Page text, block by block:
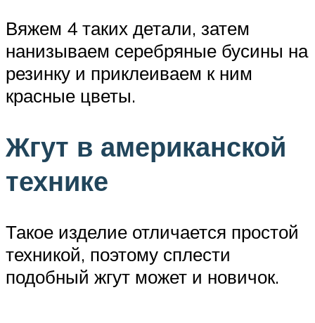
Вяжем 4 таких детали, затем
нанизываем серебряные бусины на
резинку и приклеиваем к ним
красные цветы.
Жгут в американской
технике
Такое изделие отличается простой
техникой, поэтому сплести
подобный жгут может и новичок.